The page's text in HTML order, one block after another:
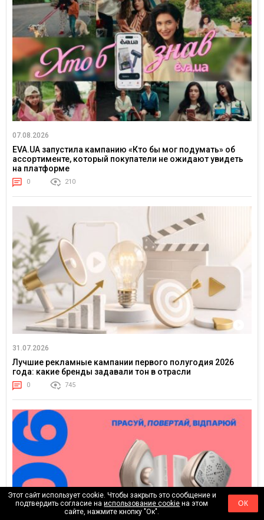
07.08.2026
EVA.UA запустила кампанию «Кто бы мог подумать» об
ассортименте, который покупатели не ожидают увидеть
на платформе
0 210
31.07.2026
Лучшие рекламные кампании первого полугодия 2026
года: какие бренды задавали тон в отрасли
0 745
Этот сайт использует cookie. Чтобы закрыть это сообщение и
подтвердить согласие наиспользование cookie на этом
сайте, нажмите кнопку "Ок".
ОК